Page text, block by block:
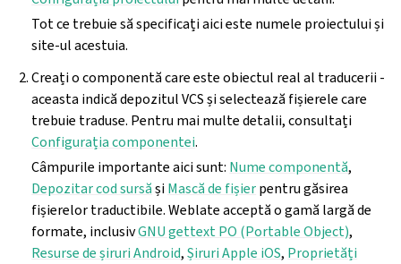
Tot ce trebuie să specificați aici este numele proiectului și
site-ul acestuia.
Creați o componentă care este obiectul real al traducerii -
aceasta indică depozitul VCS și selectează fișierele care
trebuie traduse. Pentru mai multe detalii, consultați
Configurația componentei.
Câmpurile importante aici sunt: Nume componentă,
Depozitar cod sursășiMască de fișierpentru găsirea
fișierelor traductibile. Weblate acceptă o gamă largă de
formate, inclusivGNU gettext PO (Portable Object),
Resurse de șiruri Android,Șiruri Apple iOS, Proprietăți